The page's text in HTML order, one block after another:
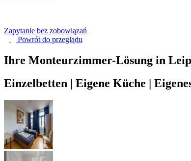
Zapytanie bez zobowiązań
Powrót do przeglądu
Ihre Monteurzimmer-Lösung in
Einzelbetten | Eigene Küche |